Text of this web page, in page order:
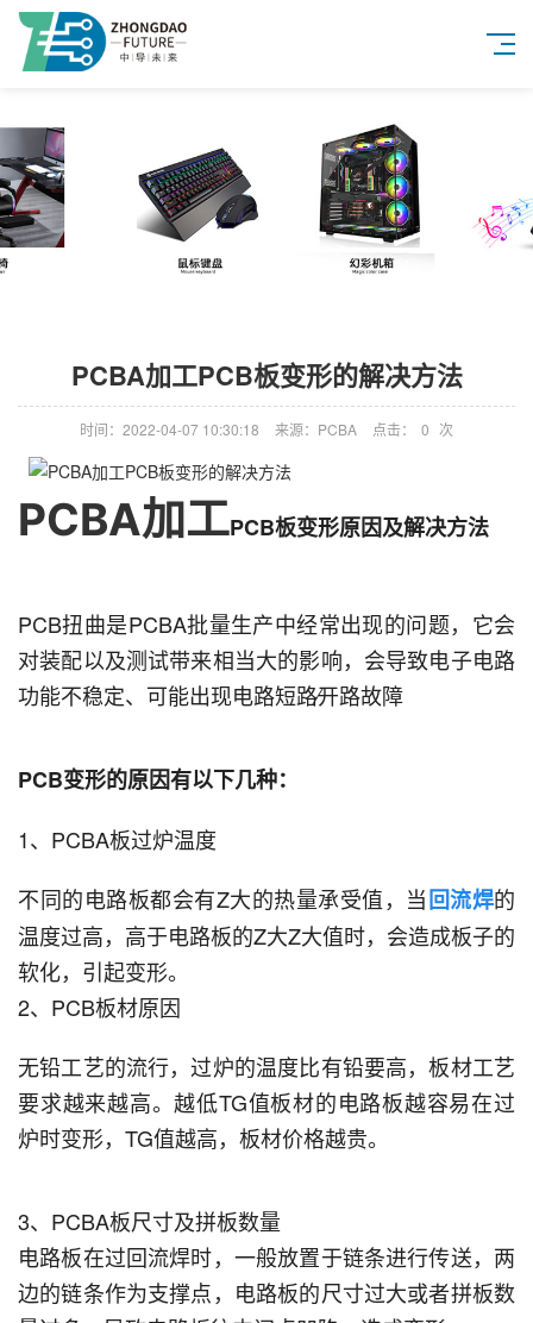
PCBA加工PCB板变形的解决方法
时间：2022-04-07 10:30:18 来源：PCBA 点击： 0 次
PCBA加工PCB板变形原因及解决方法
PCB扭曲是PCBA批量生产中经常出现的问题，它会
对装配以及测试带来相当大的影响，会导致电子电路
功能不稳定、可能出现电路短路∕开路故障
PCB变形的原因有以下几种：
1、PCBA板过炉温度
不同的电路板都会有Z大的热量承受值，当回流焊的
温度过高，高于电路板的Z大Z大值时，会造成板子的
软化，引起变形。
2、PCB板材原因
无铅工艺的流行，过炉的温度比有铅要高，板材工艺
要求越来越高。越低TG值板材的电路板越容易在过
炉时变形，TG值越高，板材价格越贵。
3、PCBA板尺寸及拼板数量
电路板在过回流焊时，一般放置于链条进行传送，两
边的链条作为支撑点，电路板的尺寸过大或者拼板数